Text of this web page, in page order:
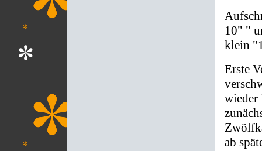
10" "
klein
Erste
wieder
ab